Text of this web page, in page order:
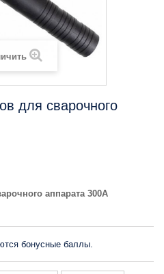
для сварочного
аппарата 300А
бонусные баллы.